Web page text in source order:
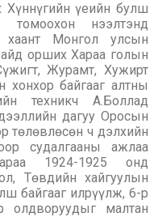
Хүннүгийн үеийн булш
нээлтэнд
Монгол улсын
орших Хараа голын
Журамт, Хужирт
байгааг алтны
техникч А.Боллад
дагуу Оросын
төлөвлөсөн ч дэлхийн
судалгааны ажлаа
1924-1925 онд
Төвдийн хайгуулын
байгааг илрүүлж, 6-р
олдворуудыг малтан